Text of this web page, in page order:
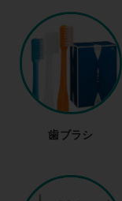
歯ブラシ